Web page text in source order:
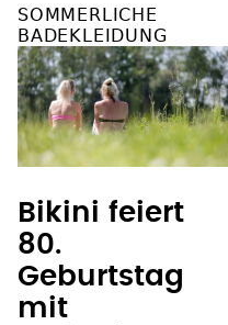
SOMMERLICHE
BADEKLEIDUNG
Bikini feiert
80.
Geburtstag
mit